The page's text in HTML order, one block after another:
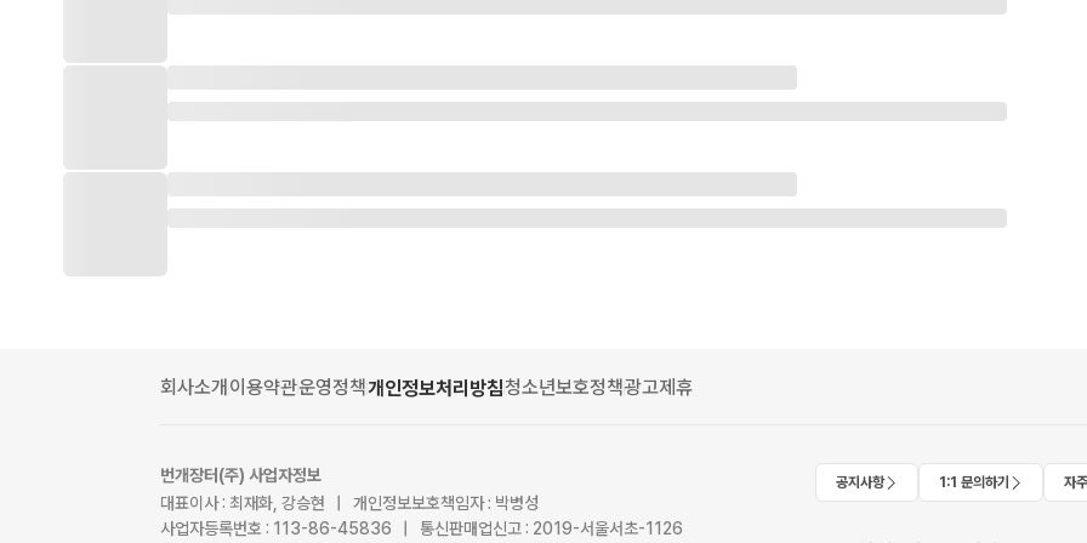
회사소개이용약관운영정책개인정보처리방침청소년보호정책광고제휴
번개장터(주) 사업자정보
대표이사 : 최재화, 강승현 | 개인정보보호책임자 : 박병성
사업자등록번호 : 113-86-45836 | 통신판매업신고 : 2019-서울서초-1126
공지사항 1:1 문의하기 자